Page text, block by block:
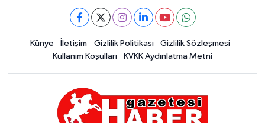
Künye İletişim Gizlilik Politikası
Gizlilik Sözleşmesi
Kullanım Koşulları
KVKK Aydınlatma Metni